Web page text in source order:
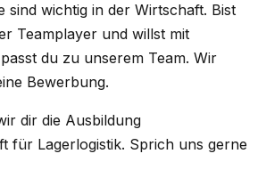
sind wichtig in der Wirtschaft. Bist
Teamplayer und willst mit
du zu unserem Team. Wir
Bewerbung.
dir die Ausbildung
für Lagerlogistik. Sprich uns gerne